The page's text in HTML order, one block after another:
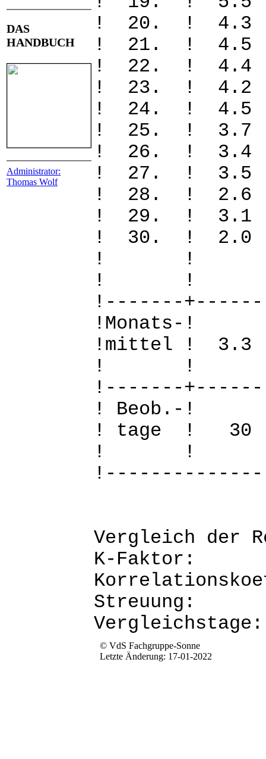
DAS
HANDBUCH
Administrator:
Thomas Wolf
! 20. ! 4.3
! 21. ! 4.5
! 22. ! 4.4
! 23. ! 4.2
! 24. ! 4.5
! 25. ! 3.7
! 26. !
! 27. !
! 28. !
! 29. !
! 30. !
!
!
!-------
!mittel ! 3.3
!
!-------
!
! tage !
!
Vergleich der
K-
© VdS Fachgruppe-Sonne
Letzte Änderung: 17-01-2022